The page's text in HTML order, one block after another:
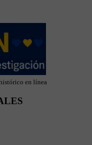
en línea